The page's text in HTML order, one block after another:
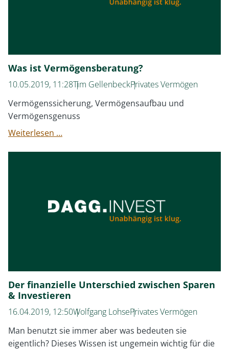
Was ist Vermögensberatung?
10.05.2019, 11:28Tim GellenbeckPrivates Vermögen
Vermögenssicherung, Vermögensaufbau und
Vermögensgenuss
Weiterlesen …Was
Der finanzielle Unterschied zwischen Sparen
& Investieren
16.04.2019, 12:50Wolfgang LohsePrivates Vermögen
Man benutzt sie immer aber was bedeuten sie
eigentlich? Dieses Wissen ist ungemein wichtig für die